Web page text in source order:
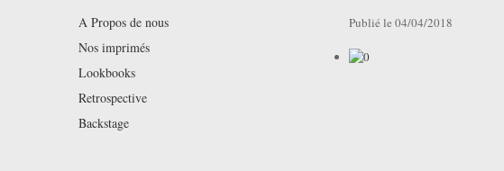
A Propos de nous
Nos imprimés
Lookbooks
Retrospective
Backstage
Publié le 04/04/2018